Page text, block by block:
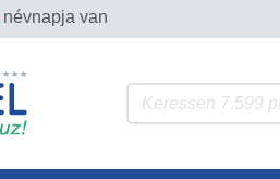
névnapja van